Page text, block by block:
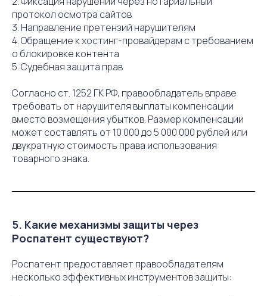
протокол осмотра сайтов
3. Направление претензий нарушителям
4. Обращение к хостинг-провайдерам с требованием
о блокировке контента
5. Судебная защита прав
Согласно ст. 1252 ГК РФ, правообладатель вправе
требовать от нарушителя выплаты компенсации
вместо возмещения убытков. Размер компенсации
может составлять от 10 000 до 5 000 000 рублей или
двукратную стоимость права использования
товарного знака.
5. Какие механизмы защиты через
Роспатент существуют?
Роспатент предоставляет правообладателям
несколько эффективных инструментов защиты: